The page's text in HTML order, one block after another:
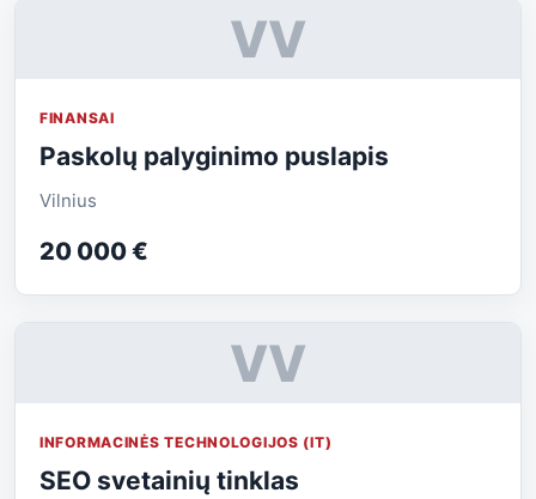
VV
FINANSAI
Paskolų palyginimo puslapis
Vilnius
20 000 €
VV
INFORMACINĖS TECHNOLOGIJOS (IT)
SEO svetainių tinklas